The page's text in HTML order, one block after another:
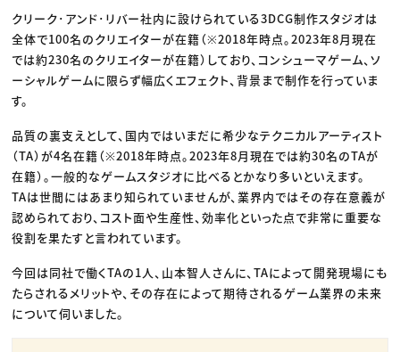
C＆R Magazine
Web
映像
ゲーム・エンタメ
広告
出版
CREATIVE VILLAGEからのお知らせ
プロフェッショナル×つながる×メディア
クリーク･アンド･リバー社内に設けられている3DCG制作スタジオは
全体で100名のクリエイターが在籍（※2018年時点。2023年8月現在
では約230名のクリエイターが在籍）しており、コンシューマゲーム、ソ
ーシャルゲームに限らず幅広くエフェクト、背景まで制作を行っていま
す。
品質の裏支えとして、国内ではいまだに希少なテクニカルアーティスト
（TA）が4名在籍（※2018年時点。2023年8月現在では約30名のTAが
在籍）。一般的なゲームスタジオに比べるとかなり多いといえます。
TAは世間にはあまり知られていませんが、業界内ではその存在意義が
認められており、コスト面や生産性、効率化といった点で非常に重要な
役割を果たすと言われています。
今回は同社で働くTAの1人、山本智人さんに、TAによって開発現場にも
たらされるメリットや、その存在によって期待されるゲーム業界の未来
について伺いました。